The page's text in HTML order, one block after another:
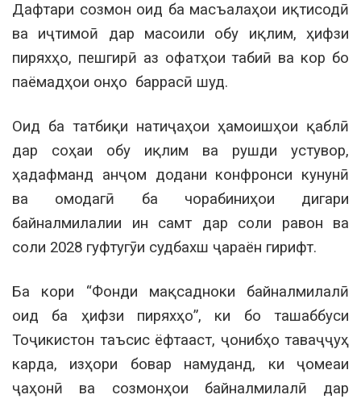
Дафтари созмон оид ба масъалаҳои иқтисодӣ
ва иҷтимоӣ дар масоили обу иқлим, ҳифзи
пиряхҳо, пешгирӣ аз офатҳои табиӣ ва кор бо
паёмадҳои онҳо баррасӣ шуд.
Оид ба татбиқи натиҷаҳои ҳамоишҳои қаблӣ
дар соҳаи обу иқлим ва рушди устувор,
ҳадафманд анҷом додани конфронси кунунӣ
ва омодагӣ ба чорабиниҳои дигари
байналмилалии ин самт дар соли равон ва
соли 2028 гуфтугӯи судбахш ҷараён гирифт.
Ба кори “Фонди мақсадноки байналмилалӣ
оид ба ҳифзи пиряхҳо”, ки бо ташаббуси
Тоҷикистон таъсис ёфтааст, ҷонибҳо таваҷҷуҳ
карда, изҳори бовар намуданд, ки ҷомеаи
ҷаҳонӣ ва созмонҳои байналмилалӣ дар